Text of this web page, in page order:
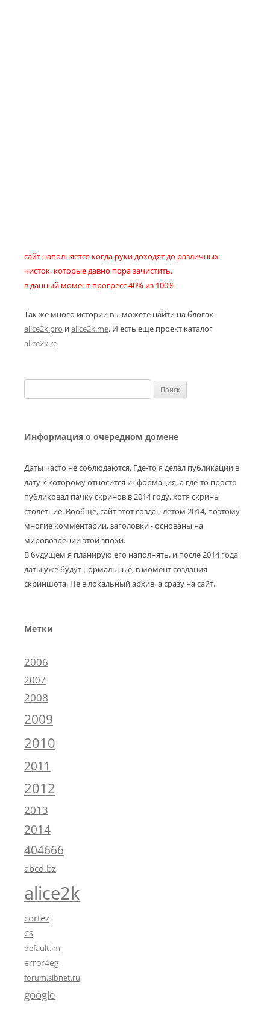
сайт наполняется когда руки доходят до различных
чисток, которые давно пора зачистить.
в данный момент прогресс 40% из 100%
Так же много истории вы можете найти на блогах
alice2k.pro иalice2k.me. И есть еще проект каталог
alice2k.re
Информация о очередном домене
Даты часто не соблюдаются. Где-то я делал публикации в
дату к которому относится информация, а где-то просто
публиковал пачку скринов в 2014 году, хотя скрины
столетние. Вообще, сайт этот создан летом 2014, поэтому
многие комментарии, заголовки - основаны на
мировозрении этой эпохи.
В будущем я планирую его наполнять, и после 2014 года
даты уже будут нормальные, в момент создания
скриншота. Не в локальный архив, а сразу на сайт.
Метки
2006
2007
2008
2009
2010
2011
2012
2013
2014
404666
abcd.bz
alice2k
cortez
CS
default.im
error4eg
forum.sibnet.ru
google